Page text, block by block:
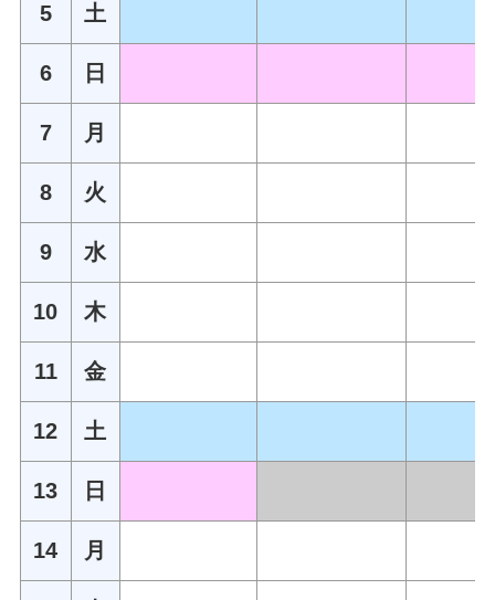
5 土
6 日
7 月
8 火
9 水
10 木
11 金
12 土
13 日
14 月